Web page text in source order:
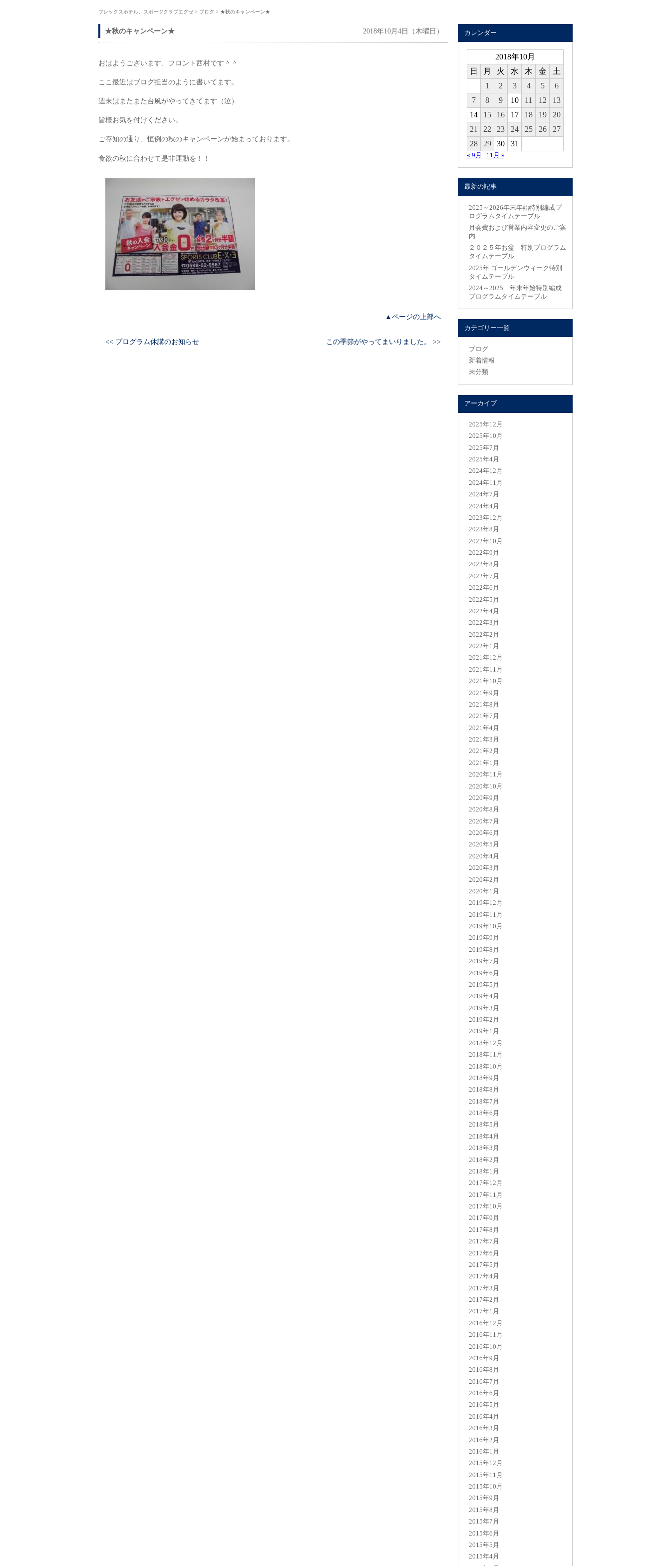
フレックスホテル、スポーツクラブエグゼ > ブログ > ★秋のキャンペーン★
カレンダー
2018年10月
日
月 火 水 木 金
土
1
2 3 4 5
6
7
8 9 10 11 12
13
14
15 16 17 18 19
20
21
22 23 24 25 26
27
28
29 30 31
« 9月 11月 »
最新の記事
2025～2026年末年始特別編成プ
ログラムタイムテーブル
月会費および営業内容変更のご案
内
２０２５年お盆 特別プログラム
タイムテーブル
2025年 ゴールデンウィーク特別
タイムテーブル
2024～2025 年末年始特別編成
プログラムタイムテーブル
カテゴリー一覧
ブログ
新着情報
未分類
アーカイブ
2025年12月
2025年10月
2025年7月
2025年4月
2024年12月
2024年11月
2024年7月
2024年4月
2023年12月
2023年8月
2022年10月
2022年9月
2022年8月
2022年7月
2022年6月
2022年5月
2022年4月
2022年3月
2022年2月
2022年1月
2021年12月
2021年11月
2021年10月
2021年9月
2021年8月
2021年7月
2021年4月
2021年3月
2021年2月
2021年1月
2020年11月
2020年10月
2020年9月
2020年8月
2020年7月
2020年6月
2020年5月
2020年4月
2020年3月
2020年2月
2020年1月
2019年12月
2019年11月
2019年10月
2019年9月
2019年8月
2019年7月
2019年6月
2019年5月
2019年4月
2019年3月
2019年2月
2019年1月
2018年12月
2018年11月
2018年10月
2018年9月
2018年8月
2018年7月
2018年6月
2018年5月
2018年4月
2018年3月
2018年2月
2018年1月
2017年12月
2017年11月
2017年10月
2017年9月
2017年8月
2017年7月
2017年6月
2017年5月
2017年4月
2017年3月
2017年2月
2017年1月
2016年12月
2016年11月
2016年10月
2016年9月
2016年8月
2016年7月
2016年6月
2016年5月
2016年4月
2016年3月
2016年2月
2016年1月
2015年12月
2015年11月
2015年10月
2015年9月
2015年8月
2015年7月
2015年6月
2015年5月
2015年4月
★秋のキャンペーン★ 2018年10月4日（木曜日）
おはようございます、フロント西村です＾＾
ここ最近はブログ担当のように書いてます。
週末はまたまた台風がやってきてます（泣）
皆様お気を付けください。
ご存知の通り、恒例の秋のキャンペーンが始まっております。
食欲の秋に合わせて是非運動を！！
▲ページの上部へ
<< プログラム休講のお知らせ この季節がやってまいりました。 >>